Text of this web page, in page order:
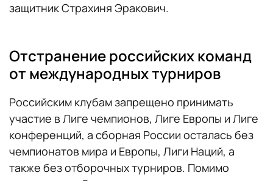
защитник Страхиня Эракович.
Отстранение российских команд
от международных турниров
Российским клубам запрещено принимать
участие в Лиге чемпионов, Лиге Европы и Лиге
конференций, а сборная России осталась без
чемпионатов мира и Европы, Лиги Наций, а
также без отборочных турниров. Помимо